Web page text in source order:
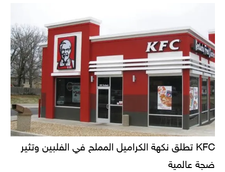
KFC تطلق نكهة الكراميل المملح في الفلبين وتثير
ضجة عالمية